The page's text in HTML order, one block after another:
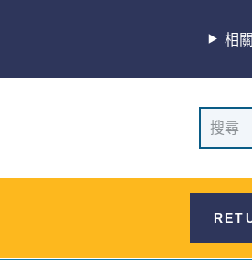
相
網
搜
尋
搜